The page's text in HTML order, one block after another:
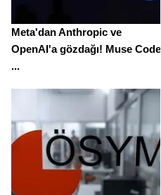
Meta'dan Anthropic ve
OpenAI'a gözdağı! Muse Code
...